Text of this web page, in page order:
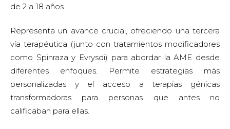
de 2 a 18 años.
Representa un avance crucial, ofreciendo una tercera
vía terapéutica (junto con tratamientos modificadores
como Spinraza y Evrysdi) para abordar la AME desde
diferentes enfoques. Permite estrategias más
personalizadas y el acceso a terapias génicas
transformadoras para personas que antes no
calificaban para ellas.